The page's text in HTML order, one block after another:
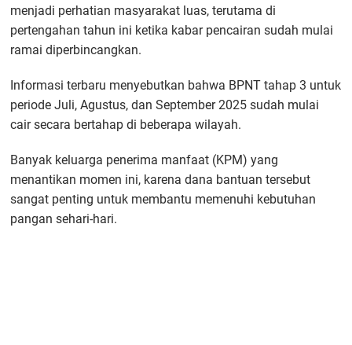
menjadi perhatian masyarakat luas, terutama di
pertengahan tahun ini ketika kabar pencairan sudah mulai
ramai diperbincangkan.
Informasi terbaru menyebutkan bahwa BPNT tahap 3 untuk
periode Juli, Agustus, dan September 2025 sudah mulai
cair secara bertahap di beberapa wilayah.
Banyak keluarga penerima manfaat (KPM) yang
menantikan momen ini, karena dana bantuan tersebut
sangat penting untuk membantu memenuhi kebutuhan
pangan sehari-hari.